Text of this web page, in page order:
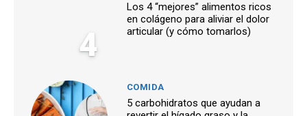
4
Los 4 “mejores” alimentos ricos
en colágeno para aliviar el dolor
articular (y cómo tomarlos)
COMIDA
5 carbohidratos que ayudan a